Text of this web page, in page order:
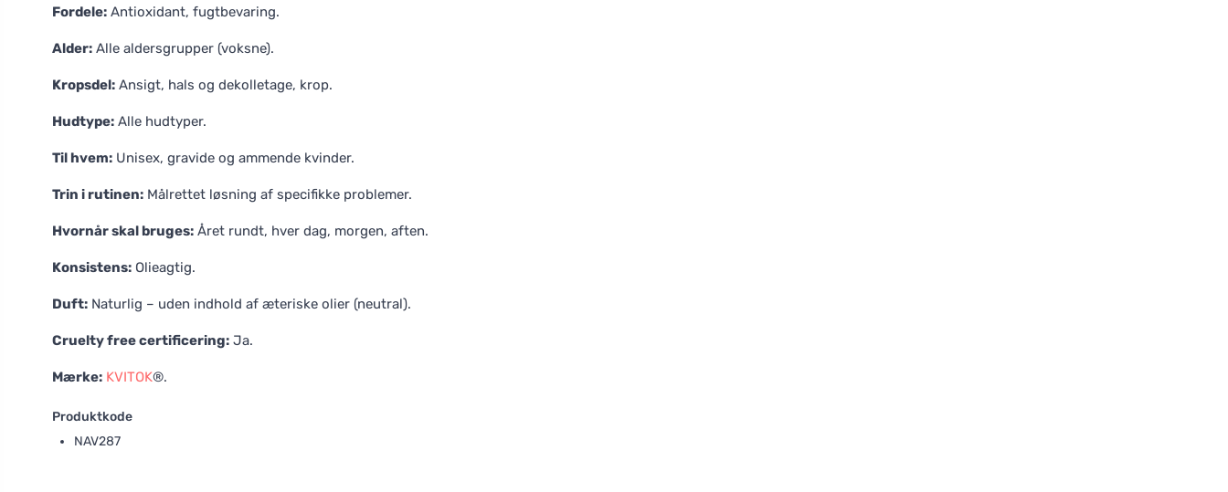
Fordele: Antioxidant, fugtbevaring.
Alder: Alle aldersgrupper (voksne).
Kropsdel: Ansigt, hals og dekolletage, krop.
Hudtype: Alle hudtyper.
Til hvem: Unisex, gravide og ammende kvinder.
Trin i rutinen: Målrettet løsning af specifikke problemer.
Hvornår skal bruges: Året rundt, hver dag, morgen, aften.
Konsistens: Olieagtig.
Duft: Naturlig – uden indhold af æteriske olier (neutral).
Cruelty free certificering: Ja.
Mærke: KVITOK®.
Produktkode
NAV287